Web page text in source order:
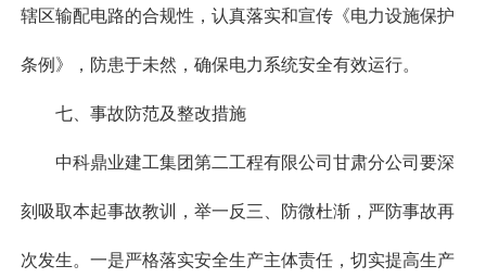
辖区输配电路的合规性，认真落实和宣传《电力设施保护
条例》，防患于未然，确保电力系统安全有效运行。
七、事故防范及整改措施
中科鼎业建工集团第二工程有限公司甘肃分公司要深
刻吸取本起事故教训，举一反三、防微杜渐，严防事故再
次发生。一是严格落实安全生产主体责任，切实提高生产